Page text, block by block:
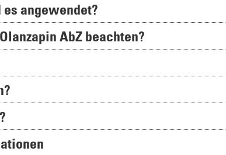
angewendet?
AbZ beachten?